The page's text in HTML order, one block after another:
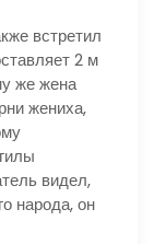
встретил
2 м
же жена
жениха,
видел,
народа, он